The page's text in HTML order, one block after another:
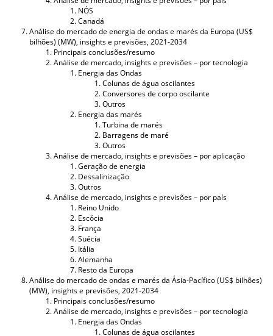
NÓS
Canadá
Análise do mercado de energia de ondas e marés da Europa (US$
bilhões) (MW), insights e previsões, 2021-2034
Principais conclusões/resumo
Análise de mercado, insights e previsões – por tecnologia
Energia das Ondas
Colunas de água oscilantes
Conversores de corpo oscilante
Outros
Energia das marés
Turbina de marés
Barragens de maré
Outros
Análise de mercado, insights e previsões – por aplicação
Geração de energia
Dessalinização
Outros
Análise de mercado, insights e previsões – por país
Reino Unido
Escócia
França
Suécia
Itália
Alemanha
Resto da Europa
Análise do mercado de ondas e marés da Ásia-Pacífico (US$ bilhões)
(MW), insights e previsões, 2021-2034
Principais conclusões/resumo
Análise de mercado, insights e previsões – por tecnologia
Energia das Ondas
Colunas de água oscilantes